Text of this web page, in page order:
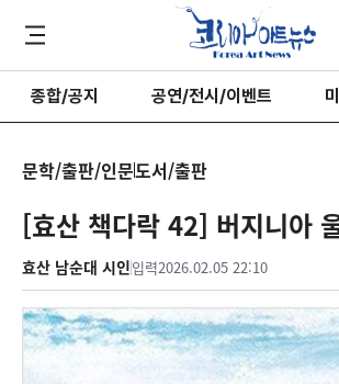
종합/공지 공연/전시/이벤트
문학/출판/인문도서/출판
[효산 책다락 42] 버지니아
효산 남순대 시인입력2026.02.05 22:10